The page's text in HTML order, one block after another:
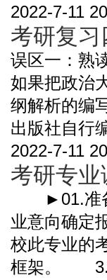
2022-7-11
考研复
误区一：熟
如果把政治
纲解析的编
出版社自行
2022-7-11
考研专
►01.准备
业意向确定
校此专业的
框架。 3.